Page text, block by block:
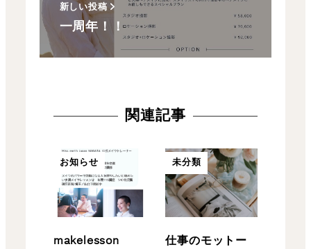
新しい投稿
一周年！！
関連記事
お知らせ
makelesson
未分類
仕事のモットー